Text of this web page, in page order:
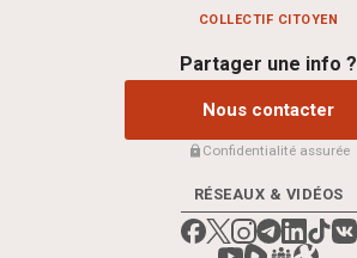
COLLECTIF CITOYEN
Partager une info ?
Nous contacter
Confidentialité assurée
RÉSEAUX & VIDÉOS